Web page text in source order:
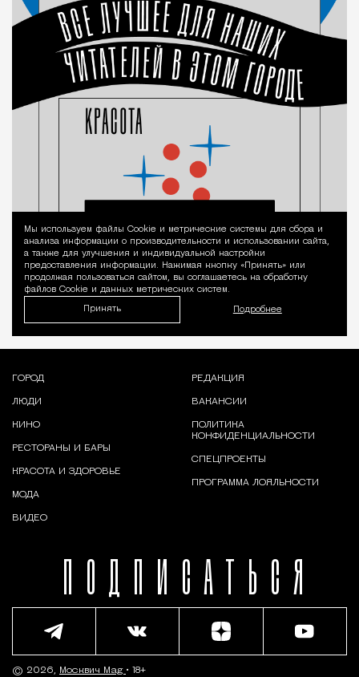
Уведомление
Мы используем файлы Сookie и метрические системы для сбора и
анализа информации о производительности и использовании сайта,
а также для улучшения и индивидуальной настройки
предоставления информации. Нажимая кнопку «Принять» или
продолжая пользоваться сайтом, вы соглашаетесь на обработку
файлов Cookie и данных метрических систем.
Принять Подробнее
ПОДПИСАТЬСЯ
ГОРОД
ЛЮДИ
КИНО
РЕСТОРАНЫ И БАРЫ
КРАСОТА И ЗДОРОВЬЕ
МОДА
ВИДЕО
РЕДАКЦИЯ
ВАКАНСИИ
ПОЛИТИКА
КОНФИДЕНЦИАЛЬНОСТИ
СПЕЦПРОЕКТЫ
ПРОГРАММА ЛОЯЛЬНОСТИ
© 2026, Москвич Mag • 18+